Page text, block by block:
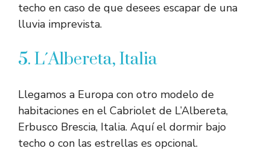
techo en caso de que desees escapar de una
lluvia imprevista.
5. L´Albereta, Italia
Llegamos a Europa con otro modelo de
habitaciones en el Cabriolet de L’Albereta,
Erbusco Brescia, Italia. Aquí el dormir bajo
techo o con las estrellas es opcional.